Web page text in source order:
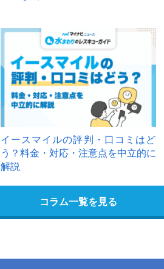
イースマイルの評判・口コミはど
う？料金・対応・注意点を中立的に
解説
コラム一覧を見る